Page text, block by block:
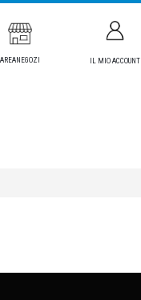
AREANEGOZI IL MIO ACCOUNT